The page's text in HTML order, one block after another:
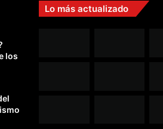
los
Lo más actualizado